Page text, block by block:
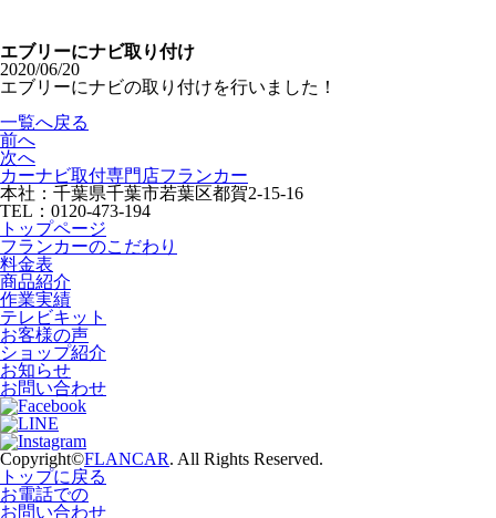
エブリーにナビ取り付け
2020/06/20
エブリーにナビの取り付けを行いました！
一覧へ戻る
前へ
次へ
カーナビ取付専⾨店フランカー
本社：千葉県千葉市若葉区都賀2-15-16
TEL：0120-473-194
トップページ
フランカーのこだわり
料金表
商品紹介
作業実績
テレビキット
お客様の声
ショップ紹介
お知らせ
お問い合わせ
Copyright©FLANCAR. All Rights Reserved.
トップに戻る
お電話での
お問い合わせ